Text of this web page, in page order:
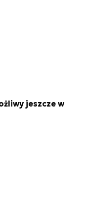
jeszcze w